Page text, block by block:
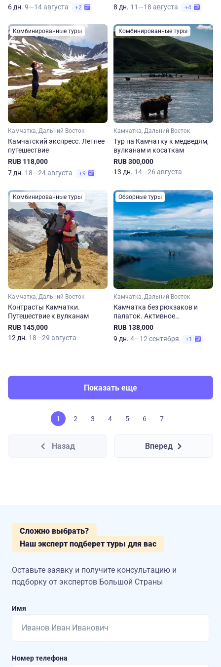
6 дн. 9—14 августа +2
8 дн. 11—18 августа +4
Комбинированные туры
Камчатка, Дальний Восток
Камчатский экспресс. Летнее
путешествие
RUB 118,000
7 дн. 18—24 августа +9
Комбинированные туры
Камчатка, Дальний Восток
Тур на Камчатку к медведям,
вулканам и косаткам
RUB 300,000
13 дн. 14—26 августа
Комбинированные туры
Камчатка, Дальний Восток
Контрасты Камчатки.
Путешествие к вулканам
RUB 145,000
12 дн. 18—29 августа
Обзорные туры
Камчатка, Дальний Восток
Камчатка без рюкзаков и
палаток. Активное
путешествие
RUB 138,000
9 дн. 4—12 сентября +1
Показать еще
1 2 3 4 5 6 7
Назад Вперед
Сложно выбрать?
Наш эксперт подберет туры для вас
Оставьте заявку и получите консультацию и
подборку от экспертов Большой Страны
Имя
Номер телефона